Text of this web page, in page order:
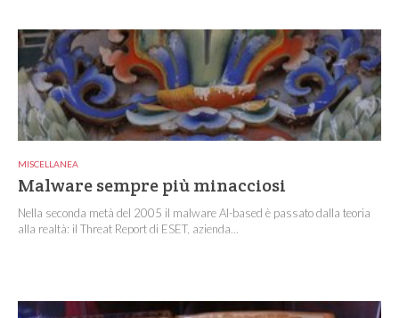
MISCELLANEA
Malware sempre più minacciosi
Nella seconda metà del 2005 il malware AI-based è passato dalla teoria
alla realtà: il Threat Report di ESET, azienda...